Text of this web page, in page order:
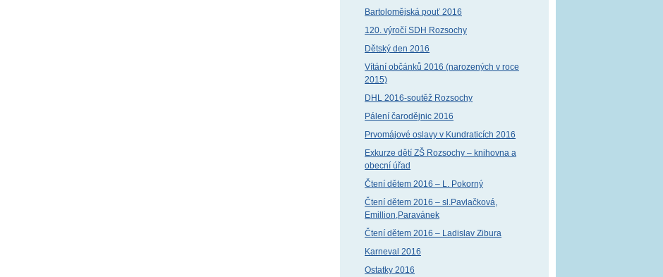
Bartolomějská pouť 2016
120. výročí SDH Rozsochy
Dětský den 2016
Vítání občánků 2016 (narozených v roce
2015)
DHL 2016-soutěž Rozsochy
Pálení čarodějnic 2016
Prvomájové oslavy v Kundraticích 2016
Exkurze dětí ZŠ Rozsochy – knihovna a
obecní úřad
Čtení dětem 2016 – L. Pokorný
Čtení dětem 2016 – sl.Pavlačková,
Emillion,Paravánek
Čtení dětem 2016 – Ladislav Zibura
Karneval 2016
Ostatky 2016